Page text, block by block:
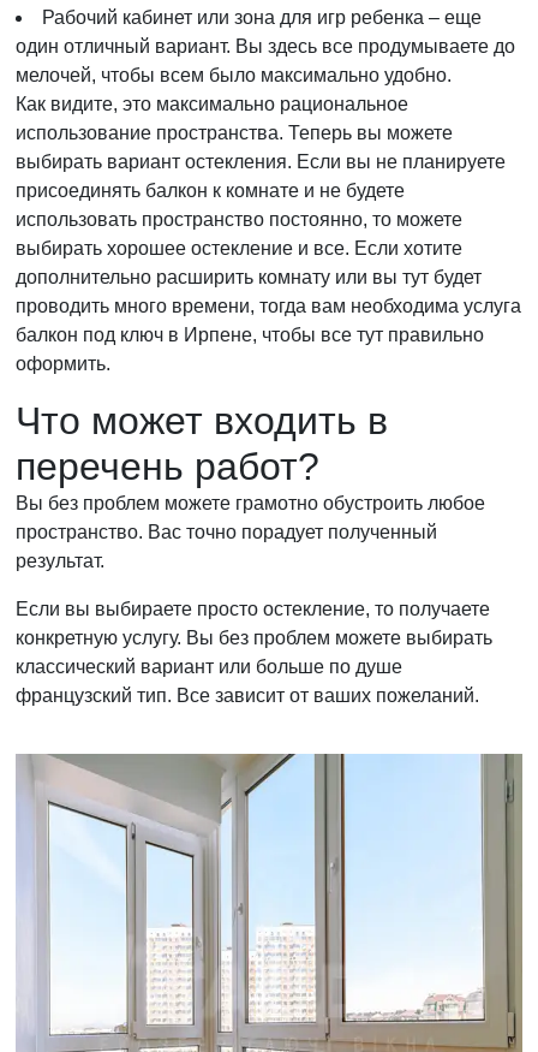
Рабочий кабинет или зона для игр ребенка – еще
один отличный вариант. Вы здесь все продумываете до
мелочей, чтобы всем было максимально удобно.
Как видите, это максимально рациональное
использование пространства. Теперь вы можете
выбирать вариант остекления. Если вы не планируете
присоединять балкон к комнате и не будете
использовать пространство постоянно, то можете
выбирать хорошее остекление и все. Если хотите
дополнительно расширить комнату или вы тут будет
проводить много времени, тогда вам необходима услуга
балкон под ключ в Ирпене, чтобы все тут правильно
оформить.
Что может входить в
перечень работ?
Вы без проблем можете грамотно обустроить любое
пространство. Вас точно порадует полученный
результат.
Если вы выбираете просто остекление, то получаете
конкретную услугу. Вы без проблем можете выбирать
классический вариант или больше по душе
французский тип. Все зависит от ваших пожеланий.